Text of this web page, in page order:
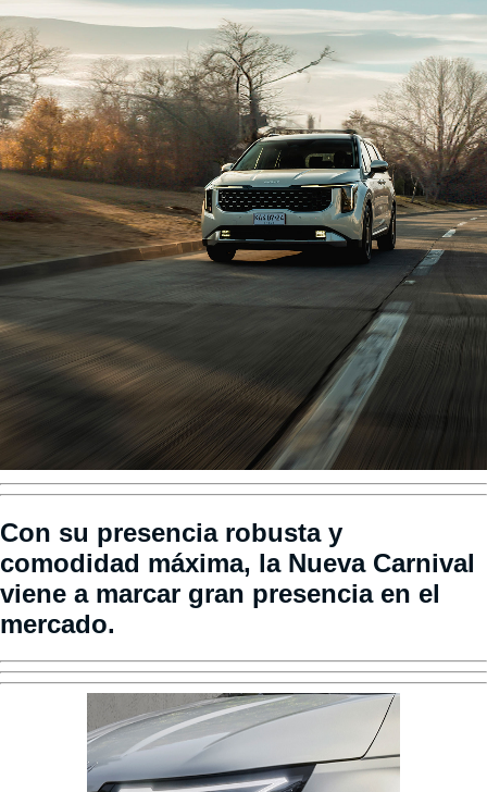
Con su presencia robusta y
comodidad máxima, la Nueva Carnival
viene a marcar gran presencia en el
mercado.